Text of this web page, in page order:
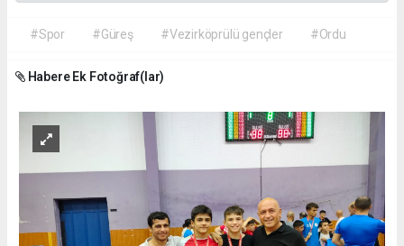
#Spor #Güreş #Vezirköprülü gençler #Ordu
Habere Ek Fotoğraf(lar)